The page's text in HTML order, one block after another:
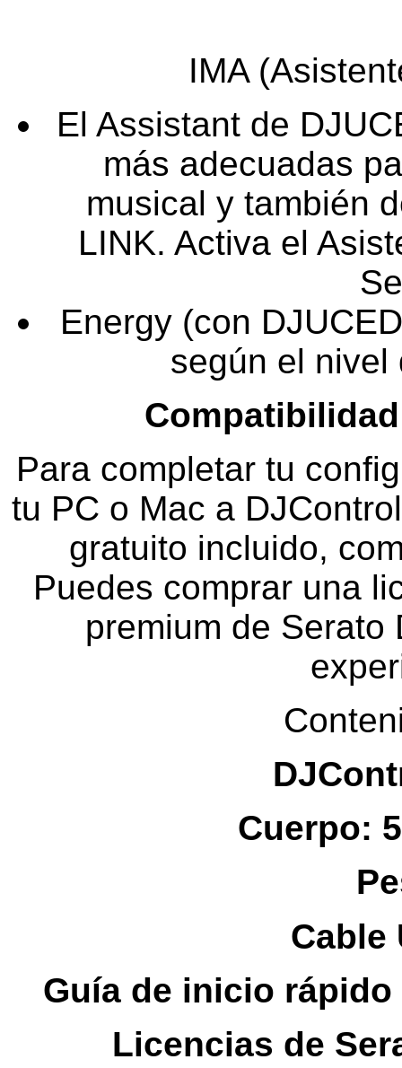
IMA
El Assistant de
más adecuadas
musical y también
LINK. Activa el
Energy (con
según el nivel
Para completar tu
tu PC o Mac a
gratuito incluido,
Puedes comprar una
premium de Serato
Cuerpo:
Cable
Guía de inicio
Licencias de